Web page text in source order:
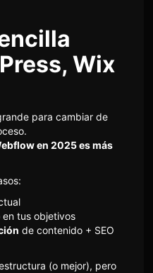
Wix
para cambiar de
en 2025 es más
en tus objetivos
de contenido + SEO
(o mejor), pero